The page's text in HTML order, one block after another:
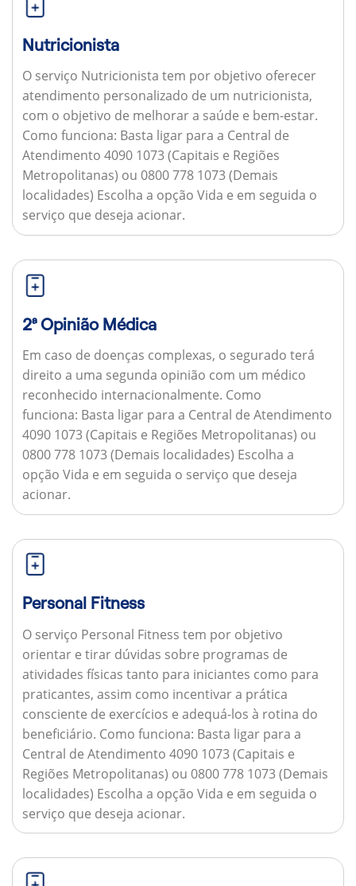
Nutricionista
O serviço Nutricionista tem por objetivo oferecer
atendimento personalizado de um nutricionista,
com o objetivo de melhorar a saúde e bem-estar.
Como funciona: Basta ligar para a Central de
Atendimento 4090 1073 (Capitais e Regiões
Metropolitanas) ou 0800 778 1073 (Demais
localidades) Escolha a opção Vida e em seguida o
serviço que deseja acionar.
2ª Opinião Médica
Em caso de doenças complexas, o segurado terá
direito a uma segunda opinião com um médico
reconhecido internacionalmente. Como
funciona: Basta ligar para a Central de Atendimento
4090 1073 (Capitais e Regiões Metropolitanas) ou
0800 778 1073 (Demais localidades) Escolha a
opção Vida e em seguida o serviço que deseja
acionar.
Personal Fitness
O serviço Personal Fitness tem por objetivo
orientar e tirar dúvidas sobre programas de
atividades físicas tanto para iniciantes como para
praticantes, assim como incentivar a prática
consciente de exercícios e adequá-los à rotina do
beneficiário. Como funciona: Basta ligar para a
Central de Atendimento 4090 1073 (Capitais e
Regiões Metropolitanas) ou 0800 778 1073 (Demais
localidades) Escolha a opção Vida e em seguida o
serviço que deseja acionar.